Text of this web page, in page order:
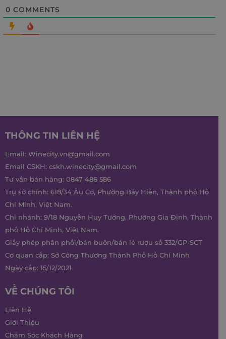
0 COMMENTS
THÔNG TIN LIÊN HỆ
Email: Winecity.vn@gmail.com
Email CSKH: cskh.winecity@gmail.com
Tư vấn bán hàng: 0847 486 586
Trụ sở chính: 618/34 Âu Cơ, Phường Bảy Hiền, Thành phố Hồ
Chí Minh, Việt Nam.
Chi nhánh: 9/18 Nguyễn Huy Tưởng, Phường Gia Định, Thành
phố Hồ Chí Minh, Việt Nam.
Giấy phép phân phối/bán buôn/bán lẻ rượu số 332/GP-SCT
Cơ quan cấp: Sở Công Thương Thành Phố Hồ Chí Minh
Ngày cấp: 15/12/2021
VỀ CHÚNG TÔI
Liên Hệ
Giới Thiệu
Chăm Sóc Khách Hàng